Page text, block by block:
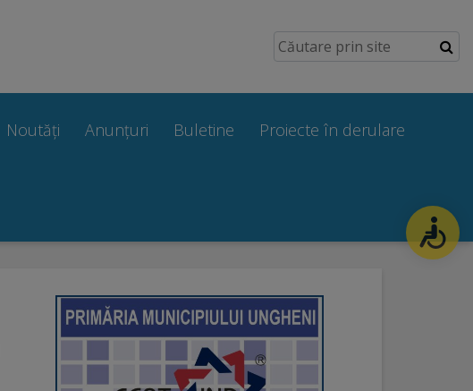
Noutăți Anunțuri Buletine Proiecte în derulare